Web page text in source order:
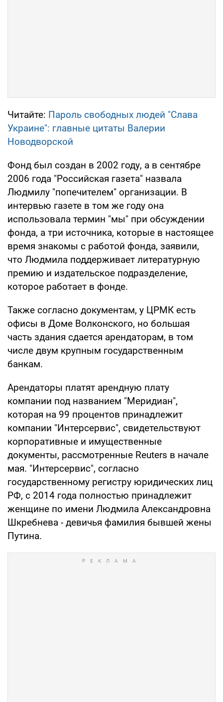
Читайте: Пароль свободных людей "Слава
Украине": главные цитаты Валерии
Новодворской
Фонд был создан в 2002 году, а в сентябре
2006 года "Российская газета" назвала
Людмилу "попечителем" организации. В
интервью газете в том же году она
использовала термин "мы" при обсуждении
фонда, а три источника, которые в настоящее
время знакомы с работой фонда, заявили,
что Людмила поддерживает литературную
премию и издательское подразделение,
которое работает в фонде.
Также согласно документам, у ЦРМК есть
офисы в Доме Волконского, но большая
часть здания сдается арендаторам, в том
числе двум крупным государственным
банкам.
Арендаторы платят арендную плату
компании под названием "Меридиан",
которая на 99 процентов принадлежит
компании "Интерсервис", свидетельствуют
корпоративные и имущественные
документы, рассмотренные Reuters в начале
мая. "Интерсервис", согласно
государственному регистру юридических лиц
РФ, с 2014 года полностью принадлежит
женщине по имени Людмила Александровна
Шкребнева - девичья фамилия бывшей жены
Путина.